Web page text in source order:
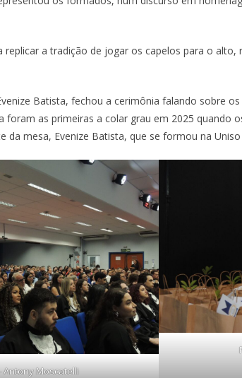
a tradição de jogar os capelos para o
Batista, fechou a cerimônia falando sobre
as primeiras a colar grau em 2025 quando
mesa, Evenize Batista, que se formou na
Antony Moscatelli